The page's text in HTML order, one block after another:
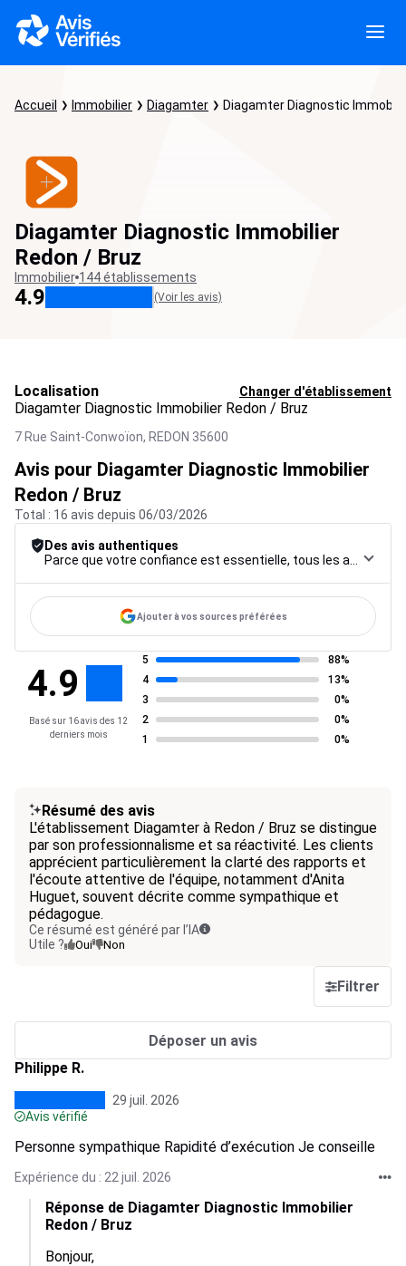
Accueil Immobilier Diagamter Diagamter Diagnostic
Diagamter Diagnostic Immobilier
Redon / Bruz
Immobilier 144 établissements
4.9 (Voir les avis)
Localisation Changer d'établissement
Diagamter Diagnostic Immobilier Redon / Bruz
7 Rue Saint-Conwoïon, REDON 35600
Avis pour Diagamter Diagnostic Immobilier
Redon / Bruz
Total : 16 avis depuis 06/03/2026
Des avis authentiques
Ajouter à vos sources préférées
4.9
Basé sur 16 avis des 12
derniers mois
5
88%
4
13%
3
0%
2
0%
1
0%
Résumé des avis
L'établissement Diagamter à Redon / Bruz se distingue
par son professionnalisme et sa réactivité. Les clients
apprécient particulièrement la clarté des rapports et
l'écoute attentive de l'équipe, notamment d'Anita
Huguet, souvent décrite comme sympathique et
pédagogue.
Ce résumé est généré par l’IA
Utile ?
Oui Non
Filtrer
Déposer un avis
Philippe R.
29 juil. 2026
Avis vérifié
Personne sympathique Rapidité d’exécution Je conseille
Expérience du : 22 juil. 2026
Réponse de Diagamter Diagnostic Immobilier
Redon / Bruz
Bonjour,